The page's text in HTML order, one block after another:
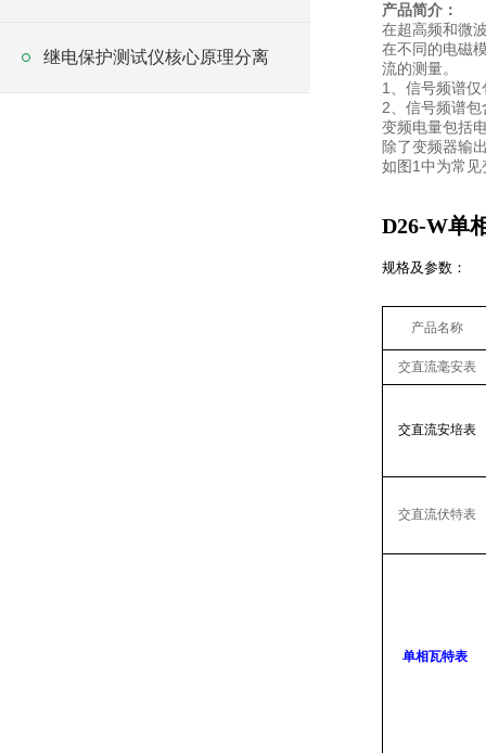
继电保护测试仪核心原理分离
产品简介：
在超高频和微
在不同的电磁
流的测量。
1、信号频谱
2、信号频谱
变频电量包括
除了变频器输
如图1中为常
D26-W单
规格及参数：
产品名称
交直流毫安表
交直流安培表
交直流伏特表
单相瓦特表